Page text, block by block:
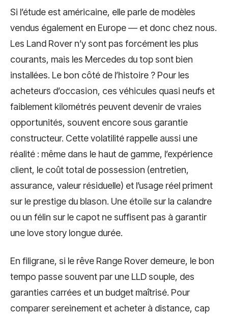
Si l’étude est américaine, elle parle de modèles
vendus également en Europe — et donc chez nous.
Les Land Rover n’y sont pas forcément les plus
courants, mais les Mercedes du top sont bien
installées. Le bon côté de l’histoire ? Pour les
acheteurs d’occasion, ces véhicules quasi neufs et
faiblement kilométrés peuvent devenir de vraies
opportunités, souvent encore sous garantie
constructeur. Cette volatilité rappelle aussi une
réalité : même dans le haut de gamme, l’expérience
client, le coût total de possession (entretien,
assurance, valeur résiduelle) et l’usage réel priment
sur le prestige du blason. Une étoile sur la calandre
ou un félin sur le capot ne suffisent pas à garantir
une love story longue durée.
En filigrane, si le rêve Range Rover demeure, le bon
tempo passe souvent par une LLD souple, des
garanties carrées et un budget maîtrisé. Pour
comparer sereinement et acheter à distance, cap